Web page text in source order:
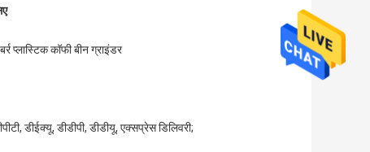
प्लास्टिक कॉफी बीन ग्राइंडर
डीईक्यू, डीडीपी, डीडीयू, एक्सप्रेस डिलिवरी;